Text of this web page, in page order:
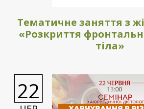
Тематичне заняття з
«Розкриття
тіла»
22